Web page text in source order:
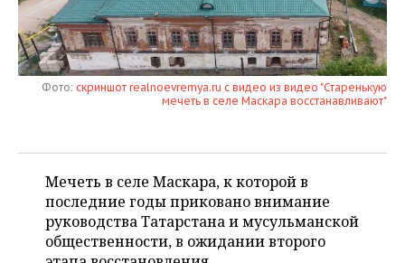
ОПК
ЭНЕРГЕТИКА
ТРАНСПОРТ
УСЛУГИ
IT
МЕДИА
ТЕЛЕКОММУНИКАЦИИ
НОВОСТИ МЕРОПРИЯТИЙ
ВЫЕЗДНАЯ РЕДАКЦИЯ
БИЗНЕС-БРАНЧИ
СПОРТ
НОВОСТИ СПОРТА
ФУТБОЛ
ВОЛЕЙБОЛ
КИБЕРСПОРТ
ОБЩЕСТВО
НОВОСТИ ОБЩЕСТВА
ИСТОРИЯ
КУЛЬТУРА
ФОТОГАЛЕРЕЯ
СПРАВОЧНИК
СПИСОК ПЕРСОН
СПИСОК КОМПАНИЙ
ПОЛНАЯ ВЕРСИЯ
Фото: скриншот realnoevremya.ru с видео из видео "Старенькую
мечеть в селе Маскара восстанавливают"
Мечеть в селе Маскара, к которой в
последние годы приковано внимание
руководства Татарстана и мусульманской
общественности, в ожидании второго